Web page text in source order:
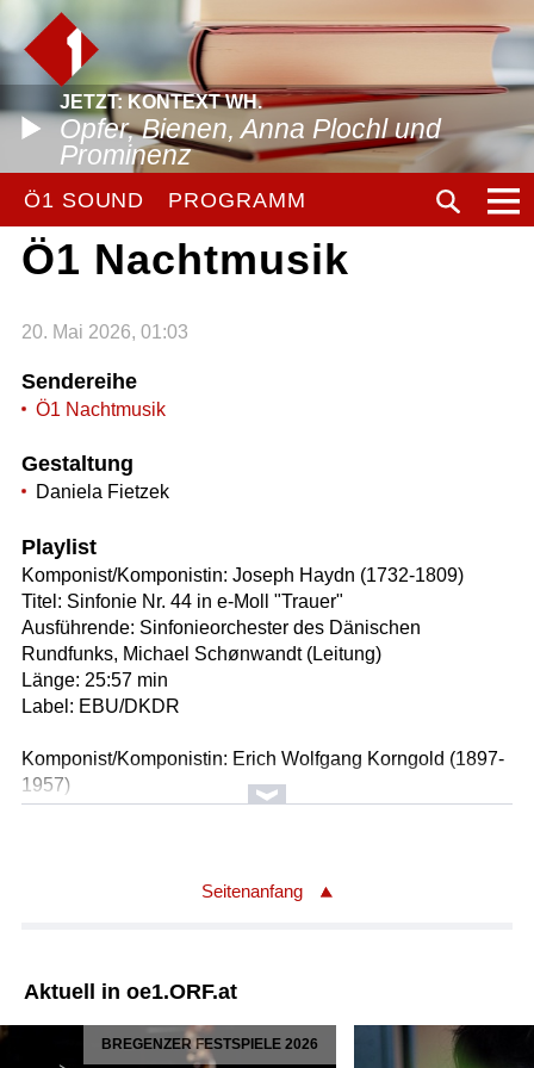
JETZT: KONTEXT WH.
Opfer, Bienen, Anna Plochl und
Prominenz
Ö1 SOUND PROGRAMM
Ö1 Nachtmusik
20. Mai 2026, 01:03
Sendereihe
Ö1 Nachtmusik
Gestaltung
Daniela Fietzek
Playlist
Komponist/Komponistin: Joseph Haydn (1732-1809)
Titel: Sinfonie Nr. 44 in e-Moll "Trauer"
Ausführende: Sinfonieorchester des Dänischen
Rundfunks, Michael Schønwandt (Leitung)
Länge: 25:57 min
Label: EBU/DKDR
Komponist/Komponistin: Erich Wolfgang Korngold (1897-
1957)
Titel: Klaviertrio in D Op. 1
Titel: Streichquartett Nr. 13 D.804 Op.29 in a-Moll
"Rosamunde"
Ausführende: Elias Quartet
Seitenanfang
Aktuell in oe1.ORF.at
BREGENZER FESTSPIELE 2026